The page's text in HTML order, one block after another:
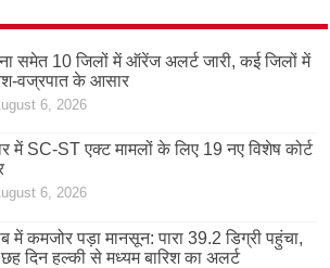
समेत 10 जिलों में ऑरेंज अलर्ट जारी, कई जिलों में
वज्रपात के आसार
6, 2026
में SC-ST एक्ट मामलों के लिए 19 नए विशेष कोर्ट
6, 2026
में कमजोर पड़ा मानसून: पारा 39.2 डिग्री पहुंचा,
दिन हल्की से मध्यम बारिश का अलर्ट